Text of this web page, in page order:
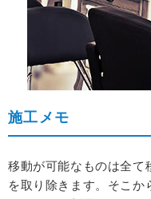
施工メモ
移動が可能なものは全て
を取り除きます。 そこか